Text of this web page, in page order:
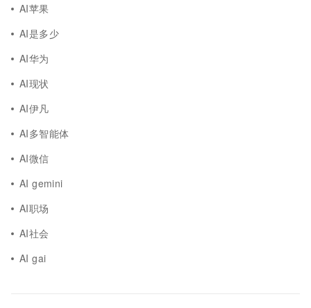
AI苹果
AI是多少
AI华为
AI现状
AI伊凡
AI多智能体
AI微信
AI gemini
AI职场
AI社会
AI gai